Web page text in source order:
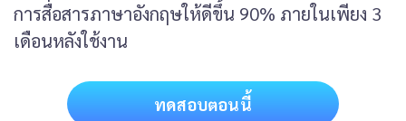
การสื่อสารภาษาอังกฤษให้ดีขึ้น 90% ภายในเพียง 3
เดือนหลังใช้งาน
ทดสอบตอนนี้